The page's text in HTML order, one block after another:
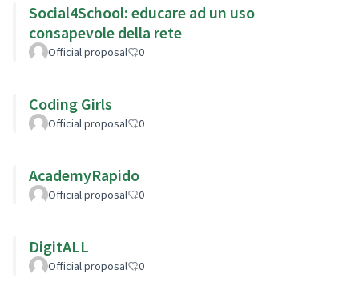
Social4School: educare ad un uso
consapevole della rete
Official proposal 0
Coding Girls
Official proposal 0
AcademyRapido
Official proposal 0
DigitALL
Official proposal 0